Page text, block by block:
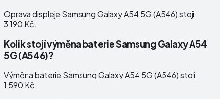
Oprava displeje Samsung Galaxy A54 5G (A546) stojí
3 190 Kč.
Kolik stojí výměna baterie Samsung Galaxy A54
5G (A546)?
Výměna baterie Samsung Galaxy A54 5G (A546) stojí
1 590 Kč.